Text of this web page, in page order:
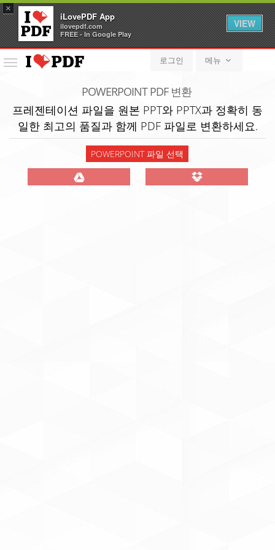
×
iLovePDF App
ilovepdf.com
FREE - In Google Play
VIEW
로그인 메뉴
메
POWERPOINT PDF 변환
프레젠테이션 파일을 원본 PPT와 PPTX과 정확히 동
일한 최고의 품질과 함께 PDF 파일로 변환하세요.
POWERPOINT 파일 선택